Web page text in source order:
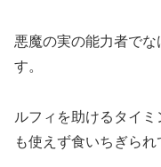
悪魔の実の能力者で
す。
ルフィを助けるタイ
も使えず食いちぎら